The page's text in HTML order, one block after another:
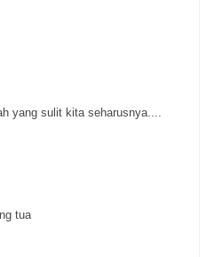
yang sulit kita seharusnya....
tua